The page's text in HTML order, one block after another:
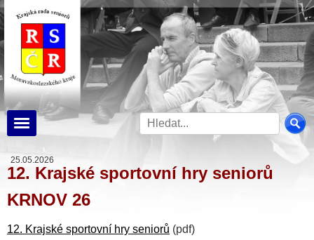
25.05.2026
12. Krajské sportovní hry seniorů
KRNOV 26
12. Krajské sportovní hry seniorů (pdf)